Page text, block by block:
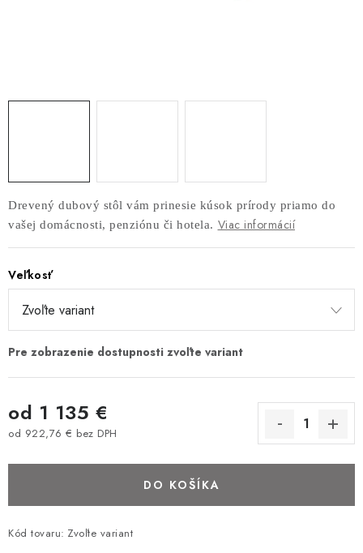
NAJPREDÁVANEJŠIE PRODUKTY
BAROVÉ STOLIČKY
STOLY
MATRACE DORMISAN
VANKÚŠE
Drevený dubový stôl vám prinesie kúsok prírody priamo do
vašej domácnosti, penziónu či hotela. Viac informácií
Veľkosť
od 1 135 €
od 922,76 € bez DPH
DO KOŠÍKA
Kód tovaru: Zvoľte variant